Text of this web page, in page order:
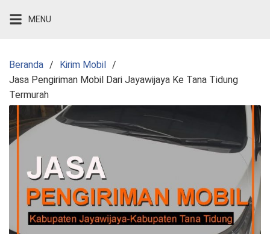
MENU
Beranda
Kirim Mobil
Jasa Pengiriman Mobil Dari Jayawijaya Ke Tana Tidung
Termurah